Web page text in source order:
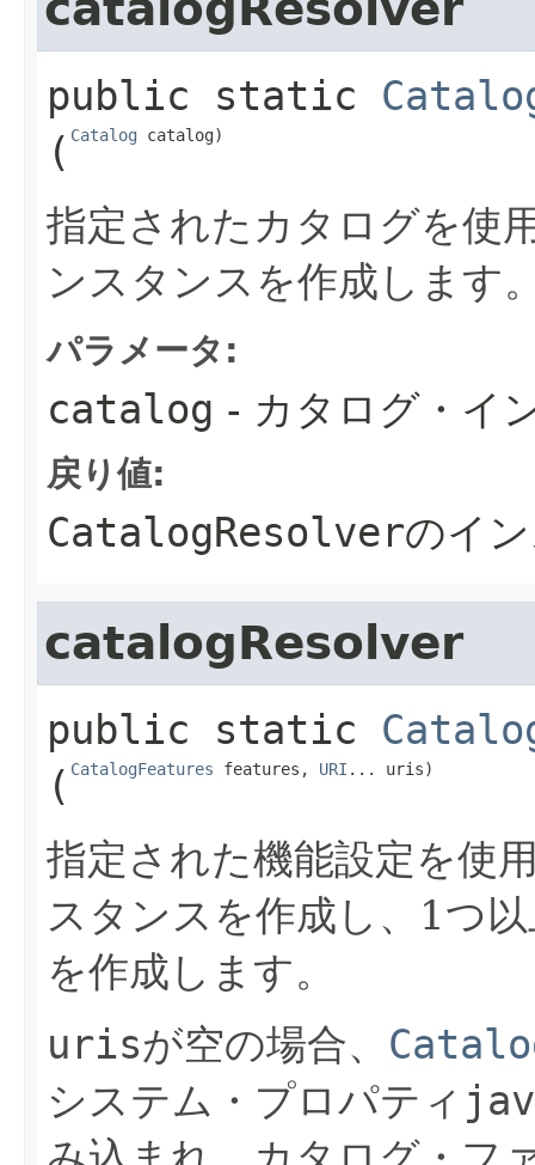
public static
( Catalog catalog)
指定されたカタログを使
ンスタンスを作成します
パラメータ:
catalog - カタログ・イ
戻り値:
CatalogResolverのイ
catalogResolver
public static
( CatalogFeatures features, URI ... uris)
指定された機能設定を使
スタンスを作成し、1つ
を作成します。
urisが空の場合、
システム・プロパティ